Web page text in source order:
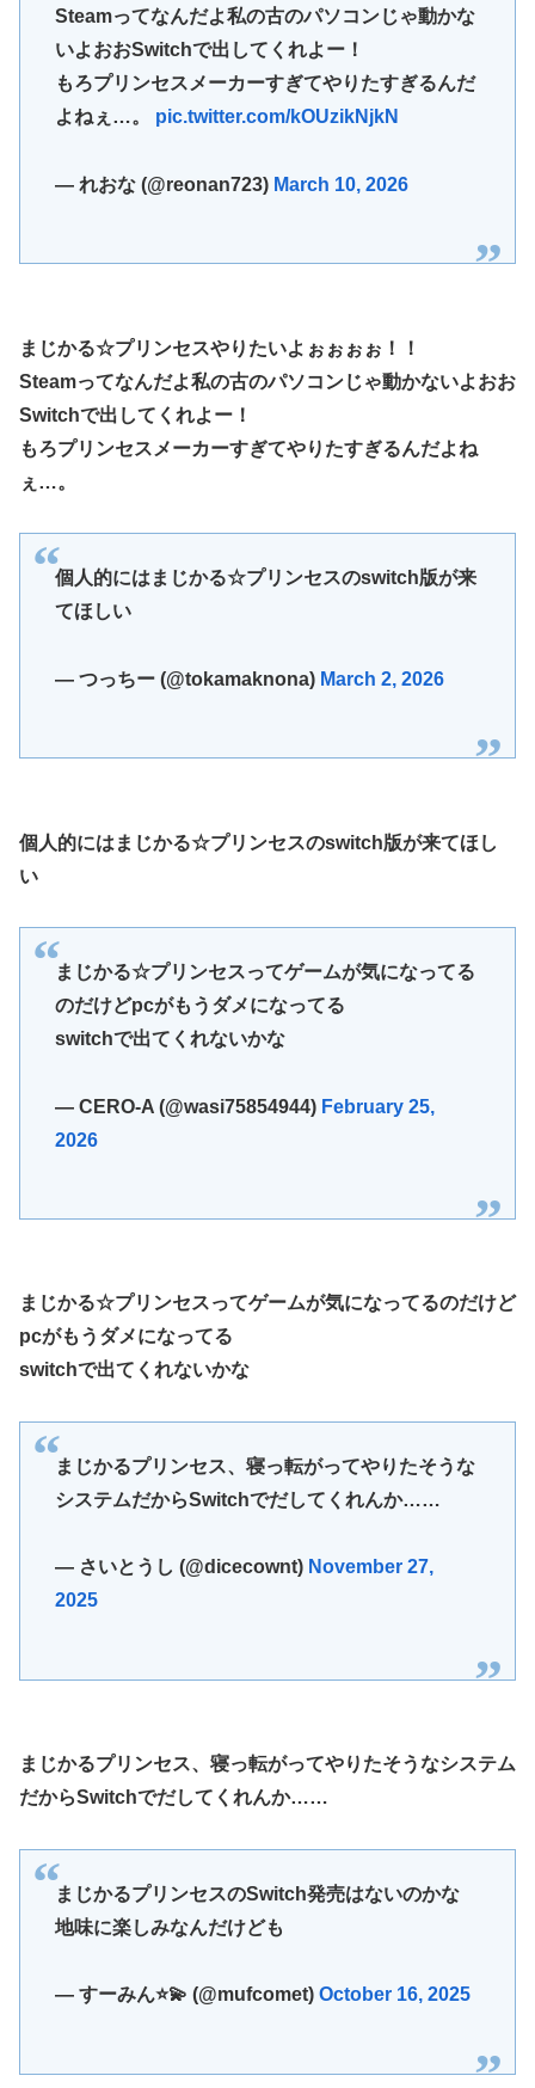
Steamってなんだよ私の古のパソコンじゃ動かな
いよおおSwitchで出してくれよー！
もろプリンセスメーカーすぎてやりたすぎるんだ
よねぇ…。 pic.twitter.com/kOUzikNjkN
— れおな (@reonan723) March 10, 2026
まじかる☆プリンセスやりたいよぉぉぉぉ！！
Steamってなんだよ私の古のパソコンじゃ動かないよおお
Switchで出してくれよー！
もろプリンセスメーカーすぎてやりたすぎるんだよね
ぇ…。
個人的にはまじかる☆プリンセスのswitch版が来
てほしい
— つっちー (@tokamaknona) March 2, 2026
個人的にはまじかる☆プリンセスのswitch版が来てほし
い
まじかる☆プリンセスってゲームが気になってる
のだけどpcがもうダメになってる
switchで出てくれないかな
— CERO-A (@wasi75854944) February 25,
2026
まじかる☆プリンセスってゲームが気になってるのだけど
pcがもうダメになってる
switchで出てくれないかな
まじかるプリンセス、寝っ転がってやりたそうな
システムだからSwitchでだしてくれんか……
— さいとうし (@dicecownt) November 27,
2025
まじかるプリンセス、寝っ転がってやりたそうなシステム
だからSwitchでだしてくれんか……
まじかるプリンセスのSwitch発売はないのかな
地味に楽しみなんだけども
— すーみん⭐💫 (@mufcomet) October 16, 2025